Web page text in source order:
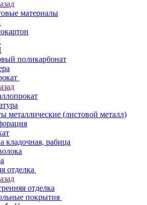
материалы
поликарбонат
металлические (листовой металл)
кладочная, рабица
отделка
отделка
покрытия